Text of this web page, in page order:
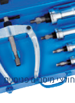
חולצי מיסבים פנימיים
חולצי מיסבים פנימיים